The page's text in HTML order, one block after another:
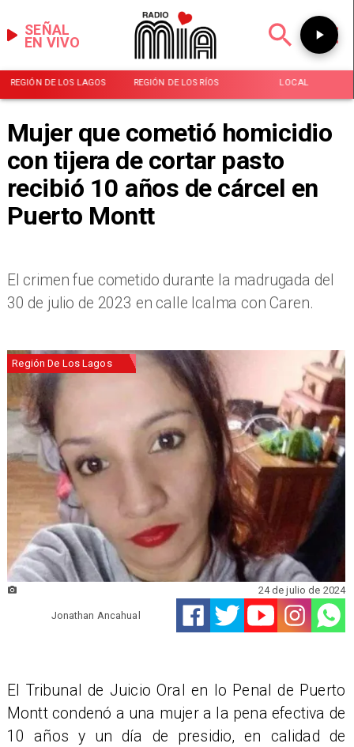
EN VIVO
SEÑAL
REGIÓN DE LOS LAGOS REGIÓN DE LOS RÍOS LOCAL
Mujer que cometió homicidio
con tijera de cortar pasto
recibió 10 años de cárcel en
Puerto Montt
El crimen fue cometido durante la madrugada del
30 de julio de 2023 en calle Icalma con Caren.
Región De Los Lagos
Jonathan Ancahual
24 de julio de 2024
El Tribunal de Juicio Oral en lo Penal de Puerto
Montt condenó a una mujer a la pena efectiva de
10 años y un día de presidio, en calidad de